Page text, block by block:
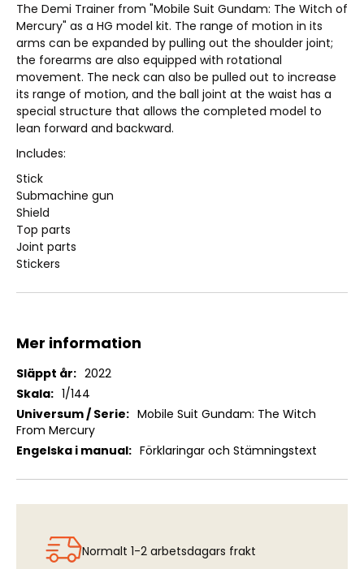
The Demi Trainer from "Mobile Suit Gundam: The Witch of
Mercury" as a HG model kit. The range of motion in its
arms can be expanded by pulling out the shoulder joint;
the forearms are also equipped with rotational
movement. The neck can also be pulled out to increase
its range of motion, and the ball joint at the waist has a
special structure that allows the completed model to
lean forward and backward.
Includes:
Stick
Submachine gun
Shield
Top parts
Joint parts
Stickers
Mer information
Mer
information
2022
1/144
Mobile Suit Gundam: The Witch
From Mercury
Förklaringar och Stämningstext
Normalt 1-2 arbetsdagars frakt